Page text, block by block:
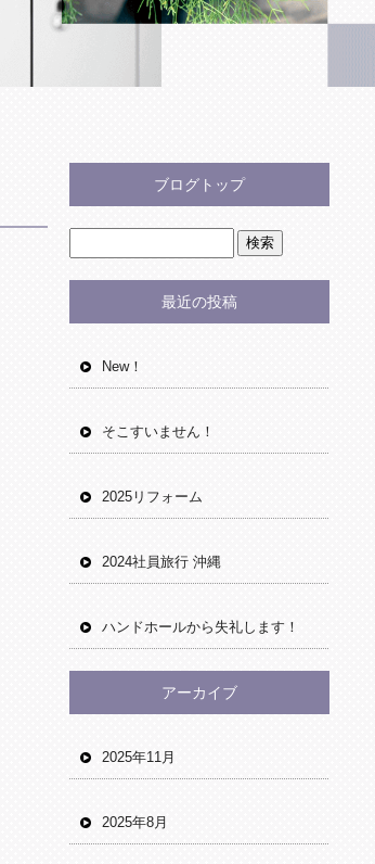
ブログトップ
最近の投稿
New！
そこすいません！
2025リフォーム
2024社員旅行 沖縄
ハンドホールから失礼します！
アーカイブ
2025年11月
2025年8月